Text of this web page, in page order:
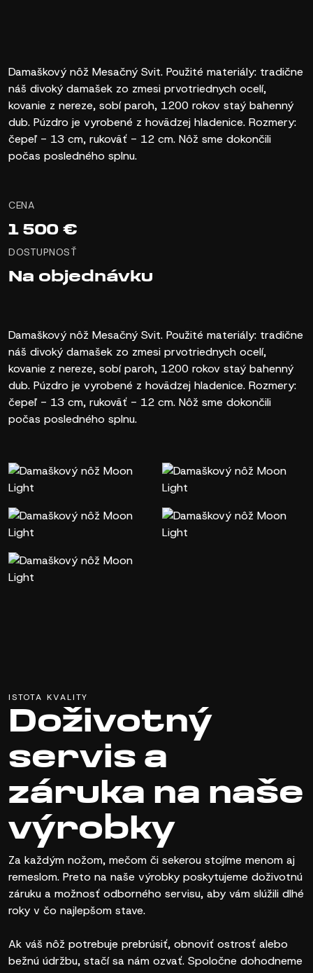
Damaškový nôž Mesačný Svit. Použité materiály: tradične
náš divoký damašek zo zmesi prvotriednych ocelí,
kovanie z nereze, sobí paroh, 1200 rokov staý bahenný
dub. Púzdro je vyrobené z hovädzej hladenice. Rozmery:
čepeľ - 13 cm, rukoväť - 12 cm. Nôž sme dokončili
počas posledného splnu.
CENA
1 500 €
DOSTUPNOSŤ
Na objednávku
Damaškový nôž Mesačný Svit. Použité materiály: tradične
náš divoký damašek zo zmesi prvotriednych ocelí,
kovanie z nereze, sobí paroh, 1200 rokov staý bahenný
dub. Púzdro je vyrobené z hovädzej hladenice. Rozmery:
čepeľ - 13 cm, rukoväť - 12 cm. Nôž sme dokončili
počas posledného splnu.
ISTOTA KVALITY
Doživotný
servis a
záruka na naše
výrobky
Za každým nožom, mečom či sekerou stojíme menom aj
remeslom. Preto na naše výrobky poskytujeme doživotnú
záruku a možnosť odborného servisu, aby vám slúžili dlhé
roky v čo najlepšom stave.
Ak váš nôž potrebuje prebrúsiť, obnoviť ostrosť alebo
bežnú údržbu, stačí sa nám ozvať. Spoločne dohodneme